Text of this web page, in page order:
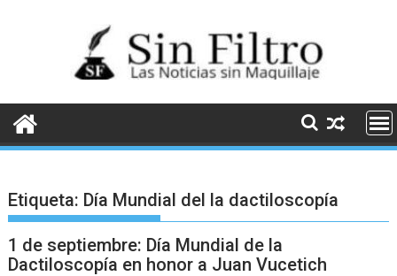
Etiqueta: Día Mundial del la dactiloscopía
1 de septiembre: Día Mundial de la
Dactiloscopía en honor a Juan Vucetich